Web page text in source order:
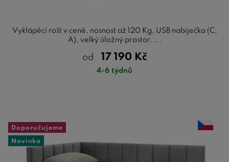
Vyklápěcí rošt v ceně, nosnost až 120 Kg, USB nabíječka (C,
A), velký úložný prostor. ...
od 17 190 Kč
4-6 týdnů
Doporučujeme
Novinka